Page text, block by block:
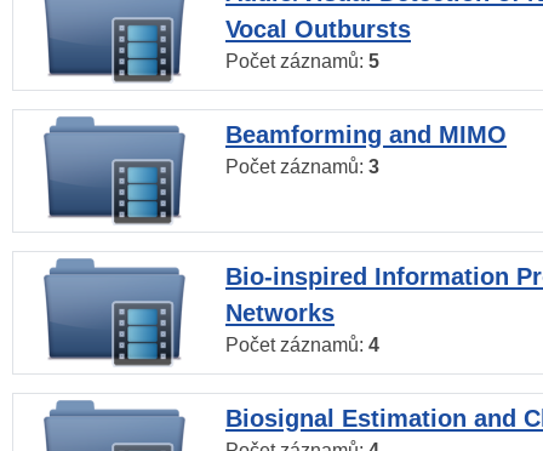
Vocal Outbursts
Počet záznamů: 5
Beamforming and MIMO
Počet záznamů: 3
Bio-inspired Information
Networks
Počet záznamů: 4
Biosignal Estimation and